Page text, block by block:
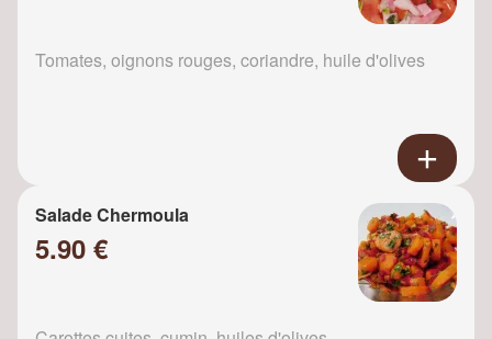
Tomates, oignons rouges, coriandre, huile d'olives
Salade Chermoula
5.90 €